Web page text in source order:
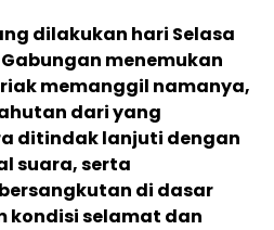
dilakukan hari Selasa
Gabungan menemukan
memanggil namanya,
dari yang
ditindak lanjuti dengan
suara, serta
di dasar
kondisi selamat dan